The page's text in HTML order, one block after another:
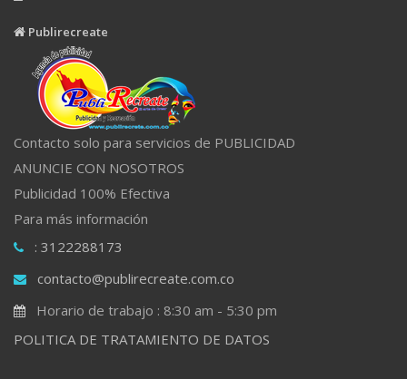
Publirecreate
Contacto solo para servicios de PUBLICIDAD
ANUNCIE CON NOSOTROS
Publicidad 100% Efectiva
Para más información
: 3122288173
contacto@publirecreate.com.co
Horario de trabajo : 8:30 am - 5:30 pm
POLITICA DE TRATAMIENTO DE DATOS